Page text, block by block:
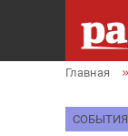
Главная
СОБЫТИЯ